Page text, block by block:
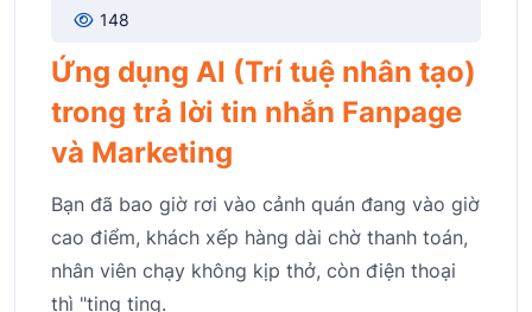
148
Ứng dụng AI (Trí tuệ nhân tạo)
trong trả lời tin nhắn Fanpage
và Marketing
Bạn đã bao giờ rơi vào cảnh quán đang vào giờ
cao điểm, khách xếp hàng dài chờ thanh toán,
nhân viên chạy không kịp thở, còn điện thoại
thì "ting ting.